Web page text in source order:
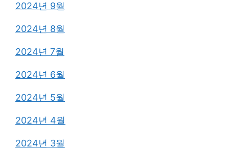
2024년 9월
2024년 8월
2024년 7월
2024년 6월
2024년 5월
2024년 4월
2024년 3월